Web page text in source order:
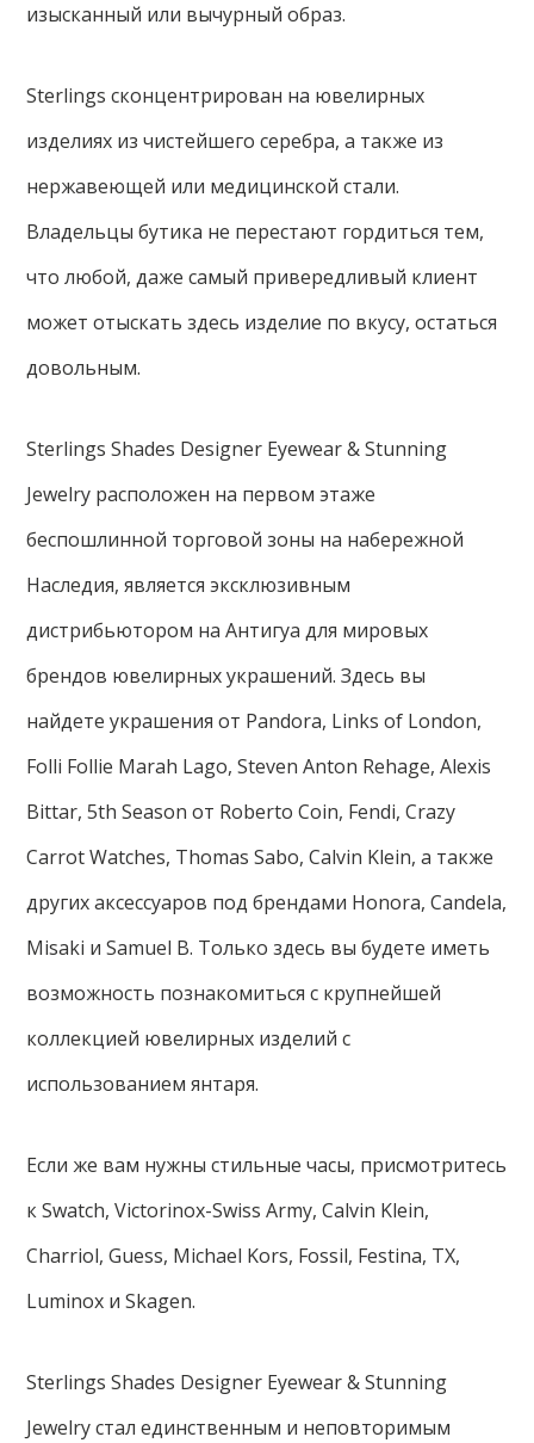
изысканный или вычурный образ.
Sterlings сконцентрирован на ювелирных
изделиях из чистейшего серебра, а также из
нержавеющей или медицинской стали.
Владельцы бутика не перестают гордиться тем,
что любой, даже самый привередливый клиент
может отыскать здесь изделие по вкусу, остаться
довольным.
Sterlings Shades Designer Eyewear & Stunning
Jewelry расположен на первом этаже
беспошлинной торговой зоны на набережной
Наследия, является эксклюзивным
дистрибьютором на Антигуа для мировых
брендов ювелирных украшений. Здесь вы
найдете украшения от Pandora, Links of London,
Folli Follie Marah Lago, Steven Anton Rehage, Alexis
Bittar, 5th Season от Roberto Coin, Fendi, Crazy
Carrot Watches, Thomas Sabo, Calvin Klein, а также
других аксессуаров под брендами Honora, Candela,
Misaki и Samuel B. Только здесь вы будете иметь
возможность познакомиться с крупнейшей
коллекцией ювелирных изделий с
использованием янтаря.
Если же вам нужны стильные часы, присмотритесь
к Swatch, Victorinox-Swiss Army, Calvin Klein,
Charriol, Guess, Michael Kors, Fossil, Festina, TX,
Luminox и Skagen.
Sterlings Shades Designer Eyewear & Stunning
Jewelry стал единственным и неповторимым